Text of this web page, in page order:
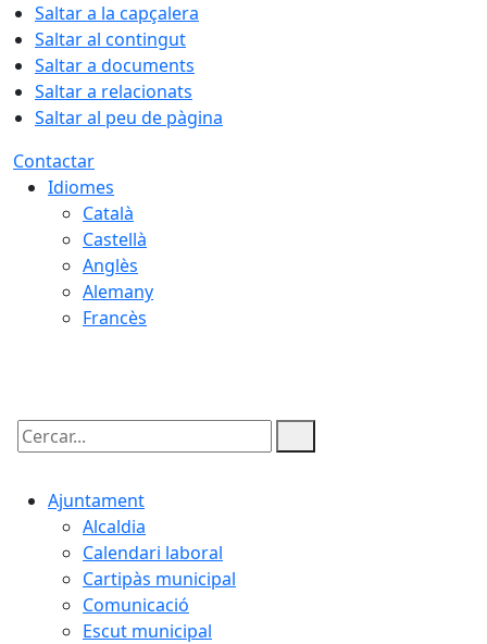
Saltar a la capçalera
Saltar al contingut
Saltar a documents
Saltar a relacionats
Saltar al peu de pàgina
Contactar
Idiomes
Català
Castellà
Anglès
Alemany
Francès
Cercar:
Ajuntament
Alcaldia
Calendari laboral
Cartipàs municipal
Comunicació
Escut municipal